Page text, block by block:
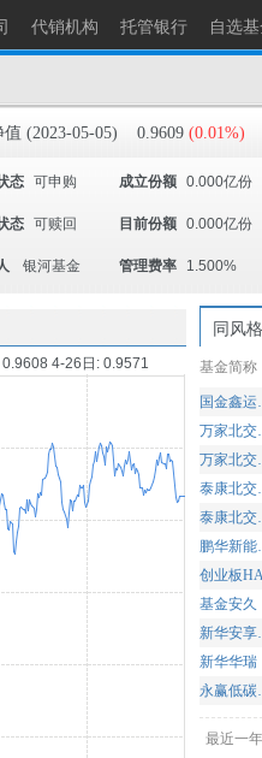
代销机构 托管银行 自选
(2023-05-05) 0.9609 (0.01%)
态 可申购 成立份额 0.000亿份
态 可赎回 目前份额 0.000亿份
银河基金 管理费率 1.500%
4-26日: 0.9571
同风
基金简称
国
万家北
万家北
泰康北
泰康北
鹏
创业板
基金安久
新
新华华瑞
永赢
最近一